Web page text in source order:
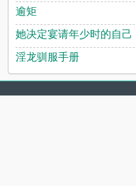
逾矩
她决定宴请年少时的自己
淫龙驯服手册